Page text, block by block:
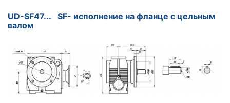
UD-SF47... SF- исполнение на фланце с цельным
валом